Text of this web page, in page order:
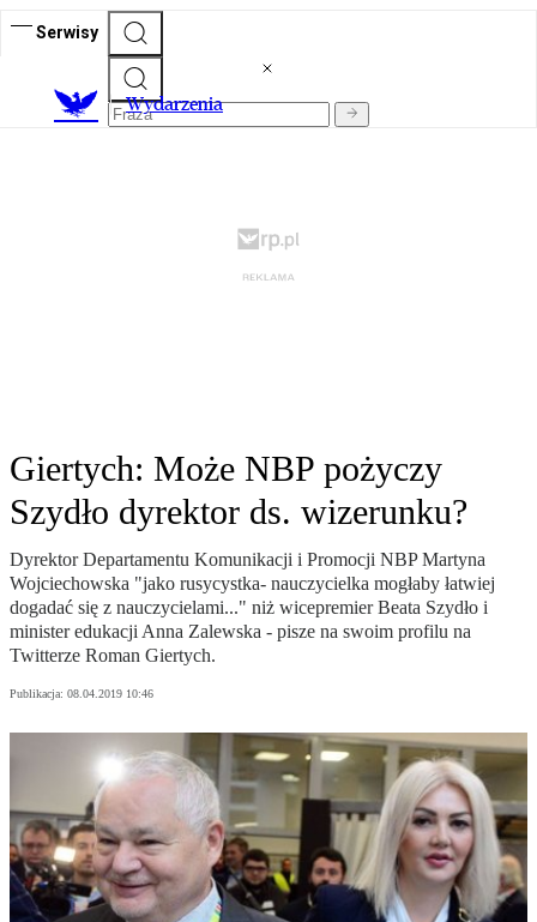
Serwisy
Wydarzenia
Giertych: Może NBP pożyczy
Szydło dyrektor ds. wizerunku?
Dyrektor Departamentu Komunikacji i Promocji NBP Martyna
Wojciechowska "jako rusycystka- nauczycielka mogłaby łatwiej
dogadać się z nauczycielami..." niż wicepremier Beata Szydło i
minister edukacji Anna Zalewska - pisze na swoim profilu na
Twitterze Roman Giertych.
Publikacja: 08.04.2019 10:46